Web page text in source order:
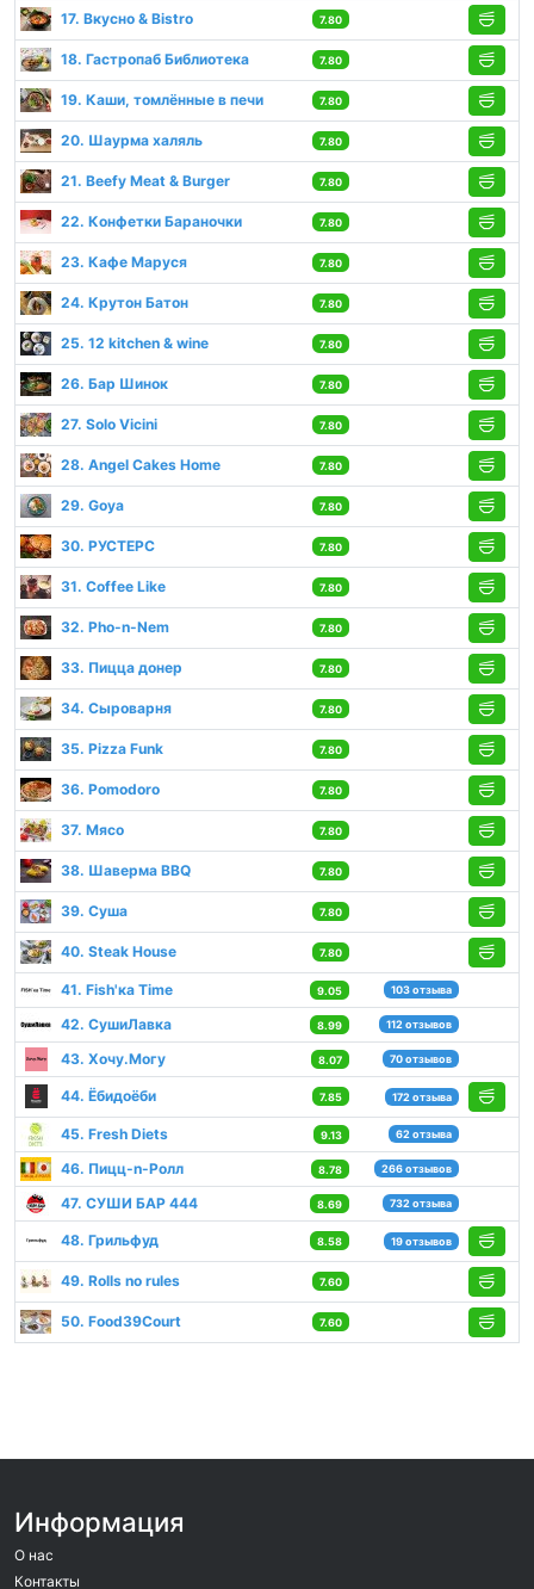
17. Вкусно & Bistro 7.80
18. Гастропаб Библиотека 7.80
19. Каши, томлённые в печи 7.80
20. Шаурма халяль 7.80
21. Beefy Meat & Burger 7.80
22. Конфетки Бараночки 7.80
23. Кафе Маруся 7.80
24. Крутон Батон 7.80
25. 12 kitchen & wine 7.80
26. Бар Шинок 7.80
27. Solo Vicini 7.80
28. Angel Cakes Home 7.80
29. Goya 7.80
30. РУСТЕРС 7.80
31. Coffee Like 7.80
32. Pho-n-Nem 7.80
33. Пицца донер 7.80
34. Сыроварня 7.80
35. Pizza Funk 7.80
36. Pomodoro 7.80
37. Мясо 7.80
38. Шаверма BBQ 7.80
39. Суша 7.80
40. Steak House 7.80
41. Fish'кa Time 9.05 103 отзыва
42. СушиЛавка 8.99 112 отзывов
43. Хочу.Могу 8.07 70 отзывов
44. Ёбидоёби 7.85 172 отзыва
45. Fresh Diets 9.13 62 отзыва
46. Пицц-n-Ролл 8.78 266 отзывов
47. СУШИ БАР 444 8.69 732 отзыва
48. Грильфуд 8.58 19 отзывов
49. Rolls no rules 7.60
50. Food39Court 7.60
Информация
О нас
Контакты